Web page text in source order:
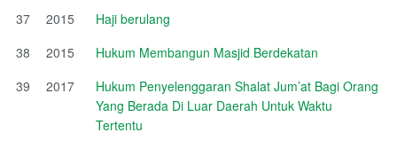
37
2015
Haji berulang
38
2015
Hukum Membangun Masjid Berdekatan
39
2017
Hukum Penyelenggaran Shalat Jum’at Bagi Orang
Yang Berada Di Luar Daerah Untuk Waktu
Tertentu